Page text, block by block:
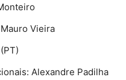
Vieira
Alexandre Padilha